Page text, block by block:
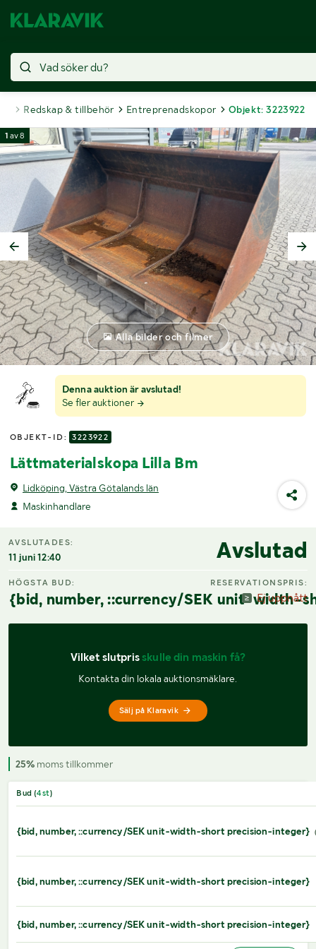
Redskap & tillbehör Entreprenadskopor Objekt: 3223922
Denna auktion är avslutad!
Se fler auktioner
OBJEKT-ID: 3223922
Lättmaterialskopa Lilla Bm
Lidköping, Västra Götalands län
Maskinhandlare
1 av8
Alla bilder och filmer
AVSLUTADES:
11 juni 12:40 Avslutad
HÖGSTA BUD:
{bid, number, ::currency/SEK unit-width-
RESERVATIONSPRIS:
Ej uppnått
Vilket slutpris skulle din maskin få?
Kontakta din lokala auktionsmäklare.
Sälj på Klaravik
25% moms tillkommer
Bud (4st)
{bid, number, ::currency/SEK unit-width-short precision-integer}
{bid, number, ::currency/SEK unit-width-short precision-integer}
{bid, number, ::currency/SEK unit-width-short precision-integer}